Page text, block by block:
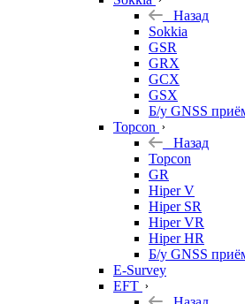
Назад
Sokkia
GSR
GRX
GCX
GSX
Б/у GNSS
Topcon
Назад
Topcon
GR
Hiper V
Hiper SR
Hiper VR
Hiper HR
Б/у GNSS
E-Survey
EFT